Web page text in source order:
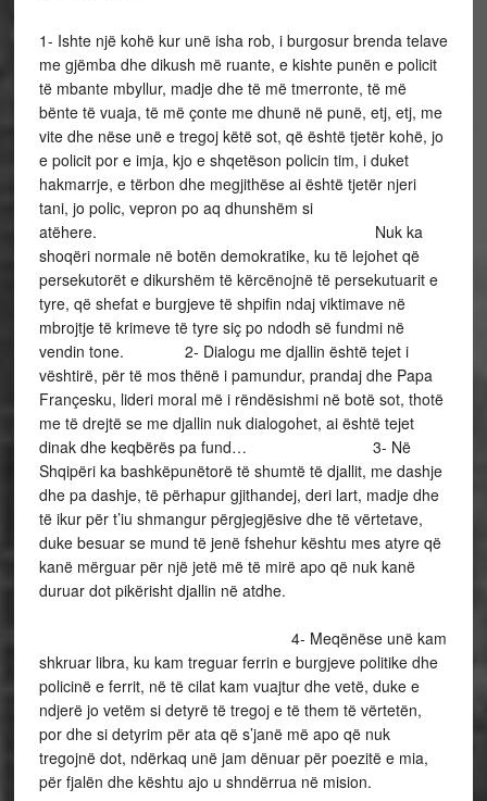
1- Ishte një kohë kur unë isha rob, i burgosur brenda telave me gjëmba dhe dikush më ruante, e kishte punën e policit të mbante mbyllur, madje dhe të më tmerronte, të më bënte të vuaja, të më çonte me dhunë në punë, etj, etj, me vite dhe nëse unë e tregoj këtë sot, që është tjetër kohë, jo e policit por e imja, kjo e shqetëson policin tim, i duket hakmarrje, e tërbon dhe megjithëse ai është tjetër njeri tani, jo polic, vepron po aq dhunshëm si atëhere. Nuk ka shoqëri normale në botën demokratike, ku të lejohet që persekutorët e dikurshëm të kërcënojnë të persekutuarit e tyre, që shefat e burgjeve të shpifin ndaj viktimave në mbrojtje të krimeve të tyre siç po ndodh së fundmi në vendin tone. 2- Dialogu me djallin është tejet i vështirë, për të mos thënë i pamundur, prandaj dhe Papa Françesku, lideri moral më i rëndësishmi në botë sot, thotë me të drejtë se me djallin nuk dialogohet, ai është tejet dinak dhe keqbërës pa fund… 3- Në Shqipëri ka bashkëpunëtorë të shumtë të djallit, me dashje dhe pa dashje, të përhapur gjithandej, deri lart, madje dhe të ikur për t’iu shmangur përgjegjësive dhe të vërtetave, duke besuar se mund të jenë fshehur kështu mes atyre që kanë mërguar për një jetë më të mirë apo që nuk kanë duruar dot pikërisht djallin në atdhe. 4- Meqënëse unë kam shkruar libra, ku kam treguar ferrin e burgjeve politike dhe policinë e ferrit, në të cilat kam vuajtur dhe vetë, duke e ndjerë jo vetëm si detyrë të tregoj e të them të vërtetën, por dhe si detyrim për ata që s’janë më apo që nuk tregojnë dot, ndërkaq unë jam dënuar për poezitë e mia, për fjalën dhe kështu ajo u shndërrua në mision. E di, që krahas admiruesve të shumtë, kam bërë jo pak dhe armiq, madje dhe të rrezikshëm. Unë nuk kam armiq, nuk dua, ndoca më kanë mua armik dhe jam i detyruar të përballem. Së fundmi ata kanë marrë një revansh të pa skrupullt, duke u dhënë vend mediat e afërta me mllefin e tyre paranojak. 5- Sulmet e tanishme ndaj shkrimtarit Argon Tufa si drejtor i Institutit të Studimeve të Krimeve të Komunizmit, po dhe ndaj Kastriot Dervishit si ish drejtor i Arkivit të Ministrisë së Punëve të Brendshme, Nebil Çikës, kryetar i Shoqatës Antikomuniste të ish të Përndjekurve, etj, deri dhe te qytetarit Urim Gjata, etj, për të mos u hapur në emra të tjerë më parë, jo vetëm që s’kanë asgjë parimore, por veç bëjnë avokatinë e së keqes e janë të pa drejta, vetanake e fyese, shpifje ordinere jo vetëm ndaj atyre që u drejtohen, por ndaj gjithë shoqërisë dhe opinionit qytetar, të dëmshme për të tashmen dhe do të duhej të dënoheshin. 6- Sulmet e këtyre ditëve ndaj bashkëvuajtësve dhe qendrestarëve nëpër burgje, Bedri Blloshmit, Haxhi Baxhinivskit, të sapo vrarë, Kastriot Caushit, Lek Frrokut, Skënder Tufës, etj, si dhe ndaj meje, pa kaluar në emra të tjerë të mëparshëm, janë një përpjekje diabolike për të mbuluar një të vërtetë të rëndë, është tërbimi për të shtypur sërisht revoltën e shpirtrave tanë ashtu si dikur në burgjet e Spaçit e të Qafa Barit, etj. Përmendja si alibi e emrave të bashkëvuajtësve tanë, ndër më të mirët në burgje si Hajredin Fratari e Sherif Merdani e Namik Ajazi, por dhe Vasil Kati e Nuredin Skrapari e Sokol Ngjela, etj, – që s’janë më, shpërdorimi i mirësisë tonë për mirëkuptim dhe paqe të drejtë, nuk ndryshon gjë në dhunën e padrejtë që u ushtrua ndaj të burgosurve apo në shtypjet e revoltave të tyre duke shkuar deri atje sa të pushkatoheshin njerëz, pra në terrorin shtetëror. 7- Sulmet e herëpashershme ndaj meje, shpifjet vrastare, bëhen me qëllim për të na rrëzuar, jo vetëm mua, port ë vërtetën që ne mbartim, janë hakmarrje e kërcënime për ato që janë shkruar për përndjekjet, dënimet dhe burgjet dhe posdiktaturën, me qëllim që, duke na nëpërkëmbur ne, ata do të janë më të justifikuar. Bënë detyrën, thonë. Edhe ne bëjmë detyrën, themi. Për mua po shpif tani mbas 30 vjetësh ai që ka qenë shefi i polisë së tmerrshme të burgut të Qafë-Barit, se, sipas tij tani, unë paskësham qenë “veshi i partisë së tij në burg” dhe për ketë më paskëshin çuar të punoja në ofiçinën e burgut në Qafë Bar(?!). Kurrë. Jo! Unë asnjë ditë nuk kam punuar në ofiçinë, gjë që vërtetohet jo vetëm nga ish të bashkëvuajtësit e mi, por dhe nga dokumentacioni i mbetur i brigadave të punës në burg. Që dhe sikur të kem punuar atje, në ofiçinë, kjo s’përbën ndogjë gjë, i burgosuri shkon ku e detyrojnë, zvarrë, dhe në pushkatim. Në ofiçina kanë punuar dhe të burgosur të ndershëm, që kishin zanat mekaniku. Në të gjitha vitet e burgut tim, gati 8 vjet, unë vazhdimisht, pa ndërprerje kam punuar si skllav nën tokë, me turne, me kazmë e lopatë në terr, kam shtyrë vagona si i mallkuar. Kjo është e vërtetueshme kollaj dhe nga shumëkush dhe regjistrat e punës në burg janë ende. Dhe përsëri një tjetër uniformë e dikurshme ushtarake, e spërkatur me piklat e gjakut tonë, e thotë fare lehtësisht, pa përgjegjësi si i pa përgjegjshëm, pa një provë a dëshmi, edhe pse ish punonjës i lartë i diktaturës, mjafton që t’i duhet atij kështu, që unë paskësham qenë bashkëpunëtor i tyre. Jo, asnjëherë. Kurrë. Përkundrazi! Dhe s’kam dalë ndonjëherë dëshmitar. As për atë vetë nuk dua të dal, s’kam kohë për djajtë, është libri, po e deshën, duhet të veprojë shoqëria… Ua kujtoj dhe atyre që kanë qejf të jetë kështu siç i fanitet kryepolicit, se në dosjen time është gjetur e është bërë publike kartela e refuzimit tim (me neveri) e bashkëpunimit me Sigurimin e Shtetit dhe ajo është e vitit 1989, pra deri atëhere s’kisha pranuar, pastaj diktatura u zhbë dhe ata s’bënin do më spiunë të Sigurimit. I jap të drejtën kujdo të interesuari të rrëmojë në dosjet e mia, kudo që të jenë dhe e siguroj që s’ka për të gjetur një gjë të tillë, se s’ka. Megjithatë unë e përsëris prapë që për bashkëpunëtorët e tyre, spiunët, faji dhe përgjegjësia dhe dënimi së pari duhet të bjerë mbi ata që i thyen njerëzit me hir dhe pa hir dhe i bënë ashtu siç ata nuk deshën dhe pasi i shtrydhën, tani i flakin duke u bërë shumë më të ulët se ata. Kryespiunëve të lartë, meqënëse u duhet të dalin kundër atyre që u qëndruan, shpifin për të kundërtën, duke lenë fshehur ende bashkëpunëtorët e tyre realë, me të cilët dhe u mbajtën. Kurse ëndrra që sheh kryepolici, që ia mbathi në Gjermani, sikur i paska shpëtuar “veshët e mi” në burgun e Qafë-Barit, është një tjetër shpifje neveritëse dhe e dënueshme. S’kam patur kurrë rreziqe të tilla dhe rreziku i vërtetë në burg ishte ai dhe policia që drejtonte, përpjekja për të na bërë si vetja e tyre. Ç’prove ka ai kundër meje përveçse poshtërisë së vet? Unë madje kam gjetur në dosje se jam denoncuar dhe në burg dhe përgatiteshin për ridënimin tim, patjetër dhe prej rrjetit policor të tij… 8- Burgologjitë e mia “Rrugët e ferrit” dhe “Ferri i çarë” do të jetojnë më shumë se ai e ata që ngritën dhe mbajtën burgjet tona me dhunë dhe hekur. I kam shkruar pas burgut si vepra të kujtesës, kurse në burg kam shkruar poezi fshehurazi, kam dëshmitarë shumë miq besnikë, po përmend nga të gjallët, Hasan Bajo e Maks Rakipaj, Lek Mirakaj e Dine Dine, Esat Çoku, Astrit Xhaferri e Kujtim Prendi, e ku s’i kemi fshehur së bashku, që janë një tjetër sfidë se si arrita t’i shpëtoj kthetrave të policisë së tij, që të paktën shpirti është i pa asgjësueshëm. Nga shkaku i poezive klandestine, në burg rrija pa bërë rebelin, as heroin, poetin jo e jo, ishte e pamundur dhe e ndaluar rreptëisht. Në heshtje I besoja një të ardhmeje, që dhe pot ë mos ta arrija unë, ajo do të vinte me doemos. Flisnim kundër diktaturës dhe diktatorëve me miqtë e mi besnikë dhe mirënjohës që më mbrojtën mua dhe poezitë e mia, se ato ishin më të shtrenjta se jeta ime, kështu më thoshte bashkëvuajtësi Hasan Bajo. Ne nuk kemi shkruar nga urrejtja, e përsëris, por nga dhëmbja dhe detyra për kujtesën dhe të vërtetën, në nderim të vuajtjes njerëzore, të atyre që qëndruan fuqishëm deri në martirizim, kemi shkruar kundër së keqes, kundër dukurive të saj, dalin emra e bëma të rënda, që sot nuk i durojnë dot ata që i kryen, i kuptojmë dhe duhet të na kuptojnë, rruga më e mirë është distancimi nga vetja e tyre e dikurshme, shpjegimi, në se duan, ndjesa në se duan, por jo jo sulmi i ri ndaj viktimave, për të ridënuar të dënuarit, për të rivrarë të vrarët. Shkrimet tona janë dhe apel që të dënojmë së bashku të keqen, të kaluarën kriminale, se siç thotë Papa Françesku që ne duhet të jemi kundër mëkatit, por jo mëkatarit. 9- Edhe pse flasin dhe veprojnë si ateistë të pandreqshëm, kujtojnë ndonjëherë Zotit, si